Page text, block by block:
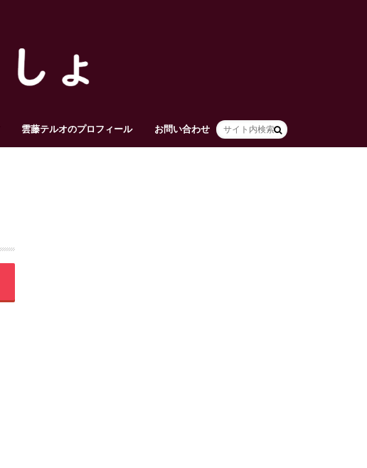
雲藤テルオのプロフィール お問い合わせ HOME